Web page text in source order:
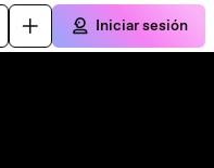
Iniciar sesión